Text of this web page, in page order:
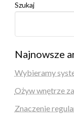
Szukaj
Najnowsze
Wybieramy
Ożyw wnętrze
Znaczenie